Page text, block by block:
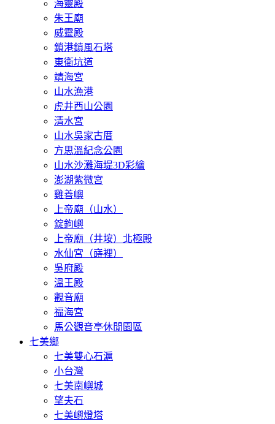
海靈殿
朱王廟
威靈殿
鎖港鎮風石塔
東衛坑道
靖海宮
山水漁港
虎井西山公園
清水宮
山水吳家古厝
方思溫紀念公園
山水沙灘海堤3D彩繪
澎湖紫微宮
雞善嶼
上帝廟（山水）
錠鉤嶼
上帝廟（井垵）北極殿
水仙宮（嵵裡）
吳府殿
溫王殿
觀音廟
福海宮
馬公觀音亭休閒園區
七美鄉
七美雙心石滬
小台灣
七美南嶼城
望夫石
七美嶼燈塔